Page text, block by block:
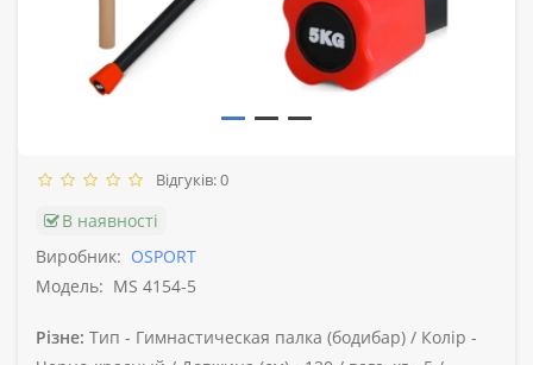
Відгуків: 0
В наявності
Виробник: OSPORT
Модель: MS 4154-5
Різне: Тип - Гимнастическая палка (бодибар) / Колір -